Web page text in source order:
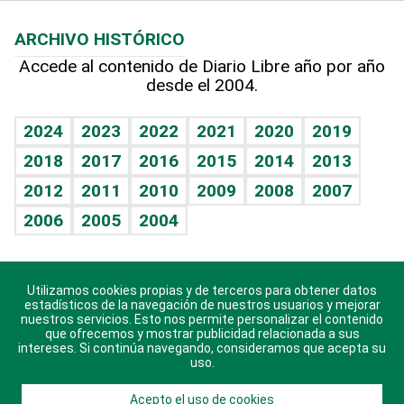
Hablando con el pediatra
Vida y familia
Eñe
Celebrando la vida
Sin complejos
En pocas palabras
Escuchando al corazón
Economía Personal
Línea de hit
TBT Deportivo
Más firmas
Hecho en casa
Guía del dinero
Cumpleaños
Horóscopos
Crucigramas
ARCHIVO HISTÓRICO
Accede al contenido de Diario Libre año por año
desde el 2004.
2024 2023 2022 2021 2020
2019
2018
2017 2016 2015 2014
2013
2012
2011 2010 2009 2008
2007
2006
2005 2004
Descarga nuestras aplicaciones para Android, iOS y
sistema Huawei.
Utilizamos cookies propias y de terceros para obtener datos
estadísticos de la navegación de nuestros usuarios y mejorar
nuestros servicios. Esto nos permite personalizar el contenido
que ofrecemos y mostrar publicidad relacionada a sus
intereses. Si continúa navegando, consideramos que acepta su
uso.
Acepto el uso de cookies